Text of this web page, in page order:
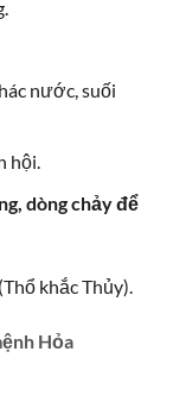
nước, suối
hội.
dòng chảy để
khắc Thủy).
Hỏa